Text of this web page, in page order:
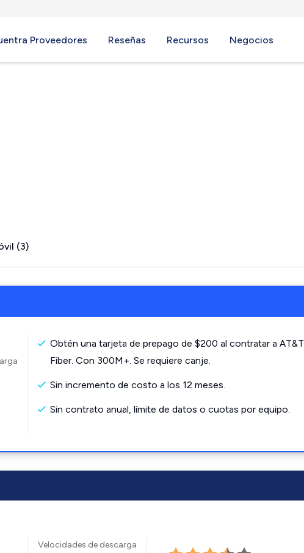
Proveedores Reseñas Recursos Negocios
(3)
Obtén una tarjeta de prepago de $200 al contratar a AT&T
Fiber. Con 300M+. Se requiere canje.
Sin incremento de costo a los 12 meses.
Sin contrato anual, límite de datos o cuotas por equipo.
Velocidades de descarga